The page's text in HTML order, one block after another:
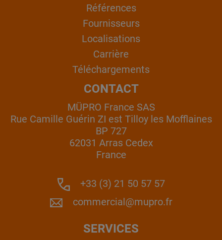
Références
Fournisseurs
Localisations
Carrière
Téléchargements
CONTACT
MÜPRO France SAS
Rue Camille Guérin ZI est Tilloy les Mofflaines
BP 727
62031 Arras Cedex
France
+33 (3) 21 50 57 57
commercial@mupro.fr
SERVICES